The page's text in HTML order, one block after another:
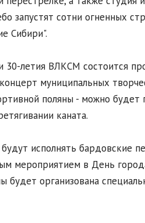
запустят сотни огненных
Сибири".
30-летия ВЛКСМ состоится
муниципальных
поляны - можно
каната.
исполнять бардовские
мероприятием в День
организована